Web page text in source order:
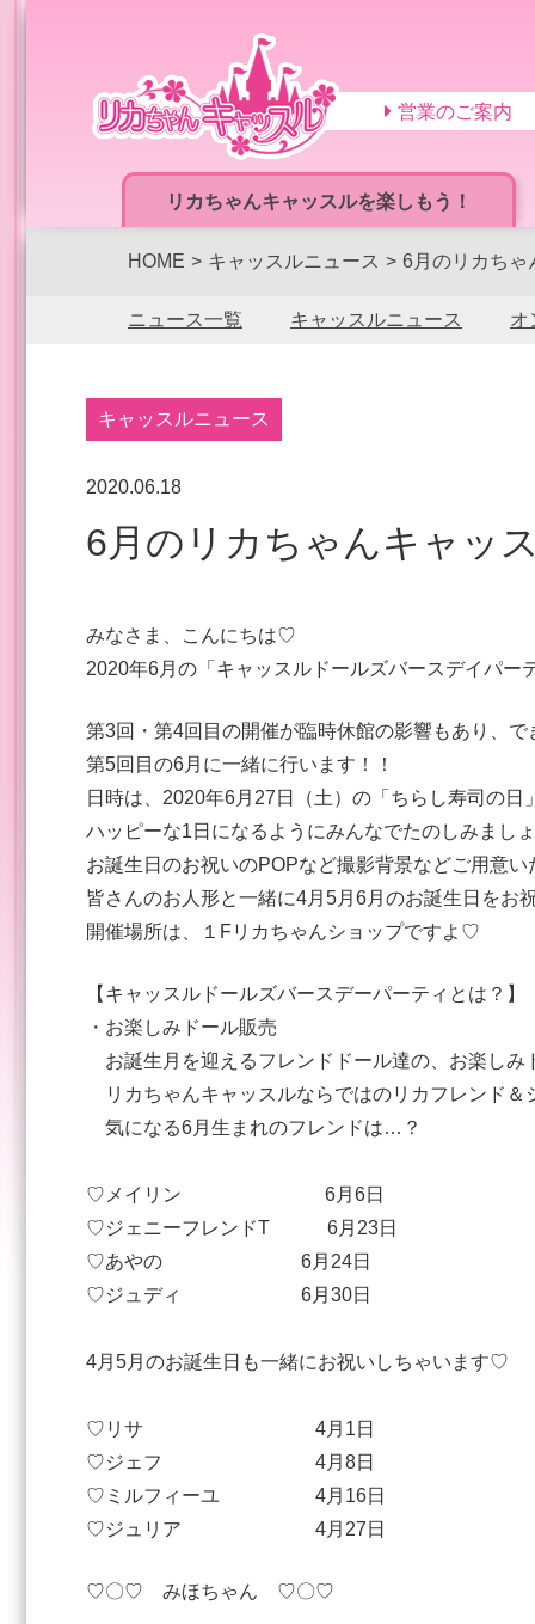
リカちゃんキャッスルを楽しもう！
営業のご案内
HOME キャッスルニュース 6月のリカちゃ
ニュース一覧 キャッスルニュース オ
キャッスルニュース
2020.06.18
6月のリカちゃんキャッ
みなさま、こんにちは♡
2020年6月の「キャッスルドールズバースデイパー
第3回・第4回目の開催が臨時休館の影響もあり、
第5回目の6月に一緒に行います！！
日時は、2020年6月27日（土）の「ちらし寿司の日
ハッピーな1日になるようにみんなでたのしみまし
お誕生日のお祝いのPOPなど撮影背景などご用意い
皆さんのお人形と一緒に4月5月6月のお誕生日をお
開催場所は、１Fリカちゃんショップですよ♡
【キャッスルドールズバースデーパーティとは？】
・お楽しみドール販売
お誕生月を迎えるフレンドドール達の、お楽しみ
リカちゃんキャッスルならではのリカフレンド
気になる6月生まれのフレンドは…？
♡メイリン 6月6日
♡ジェニーフレンドT 6月23日
♡あやの 6月24日
♡ジュディ 6月30日
4月5月のお誕生日も一緒にお祝いしちゃいます♡
♡リサ 4月1日
♡ジェフ 4月8日
♡ミルフィーユ 4月16日
♡ジュリア 4月27日
♡〇♡ みほちゃん ♡〇♡